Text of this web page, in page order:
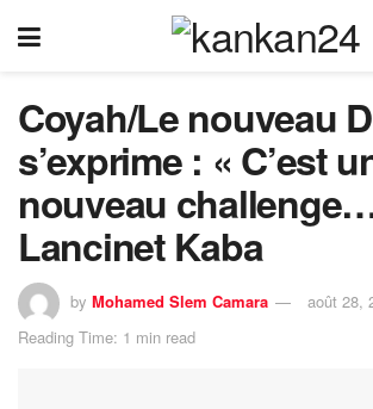
Coyah/Le nouveau
s’exprime : « C’est
nouveau
Lancinet Kaba
by Mohamed Slem Camara
août 28,
Reading Time: 1 min read